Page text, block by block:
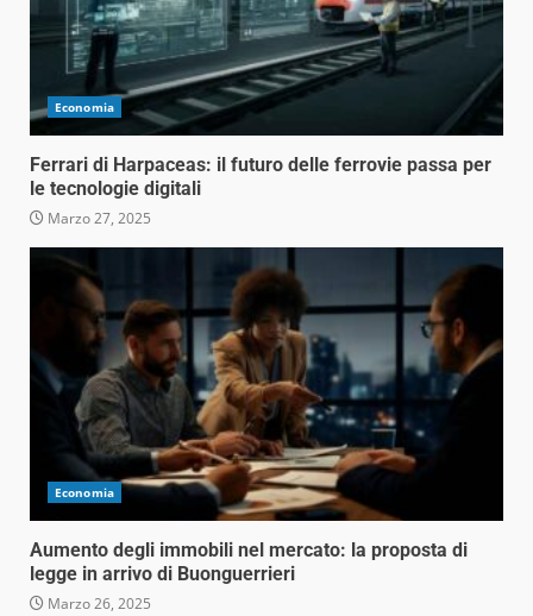
Economia
Ferrari di Harpaceas: il futuro delle ferrovie passa per
le tecnologie digitali
Marzo 27, 2025
Economia
Aumento degli immobili nel mercato: la proposta di
legge in arrivo di Buonguerrieri
Marzo 26, 2025